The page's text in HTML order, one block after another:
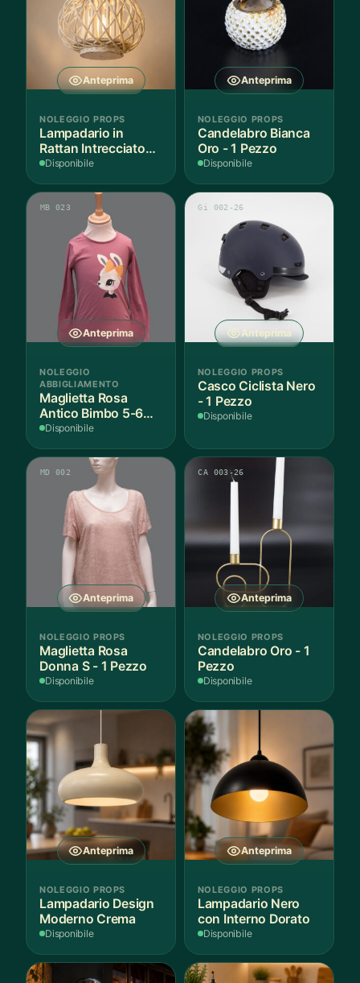
Anteprima
NOLEGGIO PROPS
Lampadario in
Rattan Intrecciato
Bianco
Disponibile
Anteprima
NOLEGGIO PROPS
Candelabro Bianca
Oro - 1 Pezzo
Disponibile
Anteprima
MB 023
NOLEGGIO
ABBIGLIAMENTO
Maglietta Rosa
Antico Bimbo 5-6
Anni Cotone - 1
Disponibile
Anteprima
Gi 002-26
NOLEGGIO PROPS
Casco Ciclista Nero
- 1 Pezzo
Disponibile
Anteprima
MD 002
NOLEGGIO PROPS
Maglietta Rosa
Donna S - 1 Pezzo
Disponibile
Anteprima
CA 003-26
NOLEGGIO PROPS
Candelabro Oro - 1
Pezzo
Disponibile
Anteprima
NOLEGGIO PROPS
Lampadario Design
Moderno Crema
Disponibile
Anteprima
NOLEGGIO PROPS
Lampadario Nero
con Interno Dorato
Disponibile